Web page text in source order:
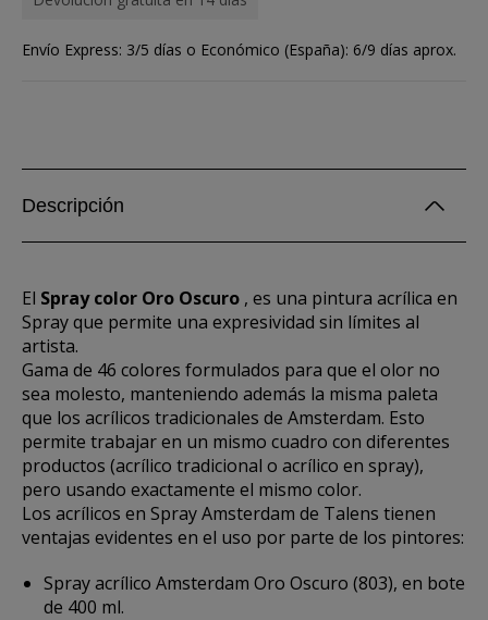
Envío Express: 3/5 días o Económico (España): 6/9 días aprox.
Descripción
El Spray color Oro Oscuro , es una pintura acrílica en
Spray que permite una expresividad sin límites al
artista.
Gama de 46 colores formulados para que el olor no
sea molesto, manteniendo además la misma paleta
que los acrílicos tradicionales de Amsterdam. Esto
permite trabajar en un mismo cuadro con diferentes
productos (acrílico tradicional o acrílico en spray),
pero usando exactamente el mismo color.
Los acrílicos en Spray Amsterdam de Talens tienen
ventajas evidentes en el uso por parte de los pintores:
Spray acrílico Amsterdam Oro Oscuro (803), en bote
de 400 ml.